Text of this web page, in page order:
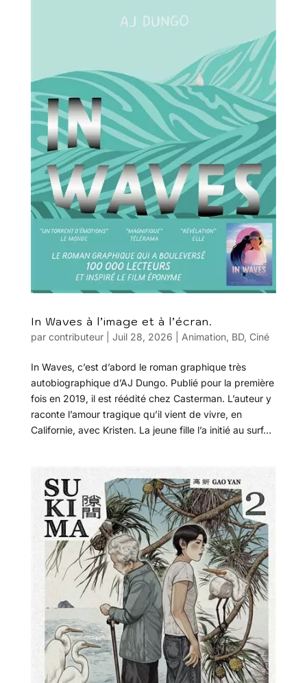
In Waves à l’image et à l’écran.
par contributeur| Juil 28, 2026 Animation, BD, Ciné
In Waves, c’est d’abord le roman graphique très
autobiographique d’AJ Dungo. Publié pour la première
fois en 2019, il est réédité chez Casterman. L’auteur y
raconte l’amour tragique qu’il vient de vivre, en
Californie, avec Kristen. La jeune fille l’a initié au surf...